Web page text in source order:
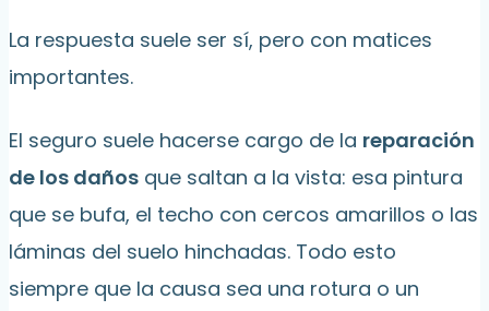
La respuesta suele ser sí, pero con matices
importantes.
El seguro suele hacerse cargo de la reparación
de los daños que saltan a la vista: esa pintura
que se bufa, el techo con cercos amarillos o las
láminas del suelo hinchadas. Todo esto
siempre que la causa sea una rotura o un